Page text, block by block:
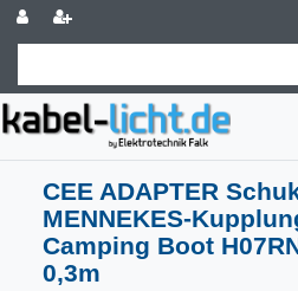
CEE ADAPTER
MENNEKES-
Camping Boot
0,3m